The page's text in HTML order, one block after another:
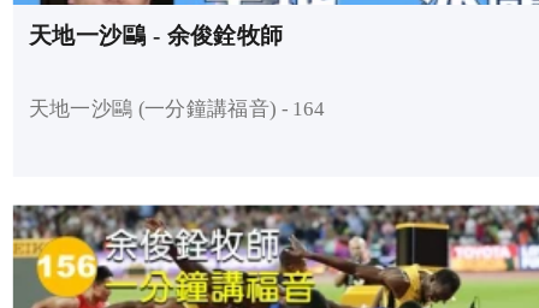
天地一沙鷗 - 余俊銓牧師
天地一沙鷗 (一分鐘講福音) - 164